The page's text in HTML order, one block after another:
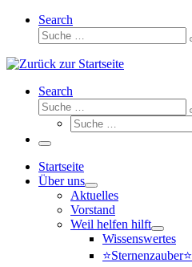
Search
Suche
Search
Suche
Suche
Menü
Startseite
Über uns
Aktuelles
Vorstand
Weil helfen hilft
Wissenswertes
⭐Sternenzauber⭐